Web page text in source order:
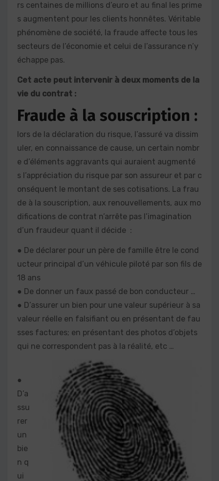
rs centaines de millions d’euro et au final les prime
s augmentent pour les clients honnêtes. Véritable
phénomène de société, la fraude affecte tous les
secteurs de l’économie et celui de l’assurance n’y
échappe pas.
Cet acte peut intervenir à deux moments de la
vie du contrat :
Fraude à la souscription :
lors de la déclaration du risque, l’assuré va dissim
uler, en connaissance de cause, un certain nombr
e d’éléments aggravants qui auraient augmenté
s l’appréciation du risque par son assureur et par c
onséquent le montant de ses cotisations. La frau
de à la souscription, aux renouvellements, aux mo
difications de contrat n’arrête pas l’imagination
d’un fraudeur quant il décide :
● De déclarer pour un père de famille être le cond
ucteur principal d’un véhicule piloté par son fils de
18 ans
● De donner un faux passé de bon conducteur …
● D’assurer un bien pour une valeur supérieur à sa
valeur réelle en falsifiant ou en présentant de fau
sses factures; en présentant des photos d’objets
qui ne correspondent pas à la réalité, etc …
●
D’a
ssu
rer
un
bie
n q
ui